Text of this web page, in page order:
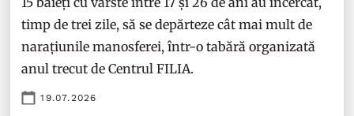
timp de trei zile, să se depărteze cât mai mult de
narațiunile manosferei, într-o tabără organizată
anul trecut de Centrul FILIA.
19.07.2026